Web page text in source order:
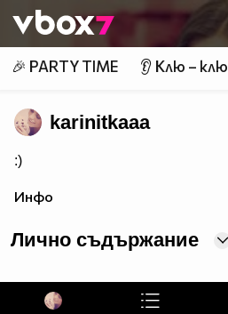
👾
🎉 PARTY TIME 👂 Клю – клю
karinitkaaa
:)
Инфо
Лично съдържание